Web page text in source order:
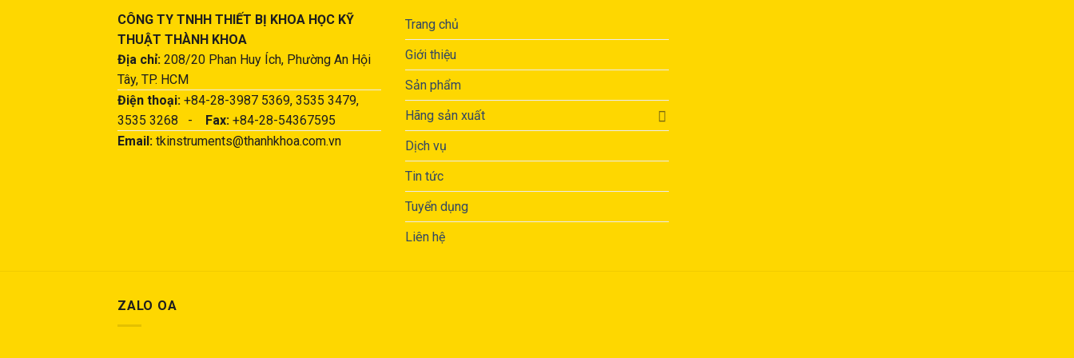
CÔNG TY TNHH THIẾT BỊ KHOA HỌC KỸ
THUẬT THÀNH KHOA
Địa chỉ: 208/20 Phan Huy Ích, Phường An Hội
Tây, TP. HCM
Điện thoại: +84-28-3987 5369, 3535 3479,
3535 3268 -
Fax: +84-28-54367595
Email: tkinstruments@thanhkhoa.com.vn
Trang chủ
Giới thiệu
Sản phẩm
Hãng sản xuất
Dịch vụ
Tin tức
Tuyển dụng
Liên hệ
ZALO OA